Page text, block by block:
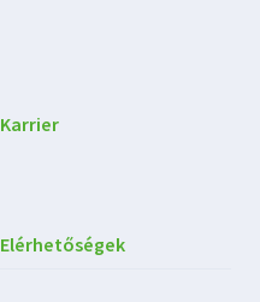
Karrier
Elérhetőségek